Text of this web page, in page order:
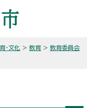
・文化 > 教育 > 教育委員会